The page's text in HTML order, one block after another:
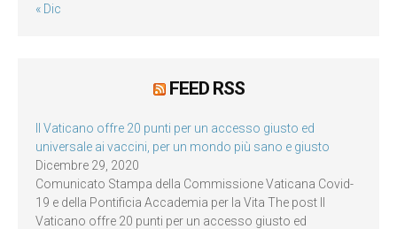
« Dic
FEED RSS
Il Vaticano offre 20 punti per un accesso giusto ed
universale ai vaccini, per un mondo più sano e giusto
Dicembre 29, 2020
Comunicato Stampa della Commissione Vaticana Covid-
19 e della Pontificia Accademia per la Vita The post Il
Vaticano offre 20 punti per un accesso giusto ed